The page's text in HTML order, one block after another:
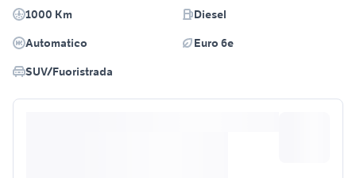
1000 Km
Diesel
Automatico
Euro 6e
SUV/Fuoristrada